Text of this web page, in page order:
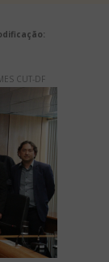
CUT-DF